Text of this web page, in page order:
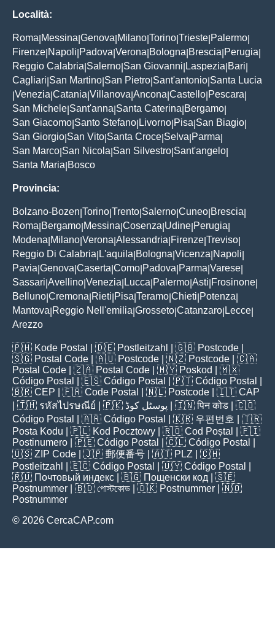
Località:
Roma Messina Genova Milano Torino Trieste Palermo
Firenze Napoli Padova Verona Bologna Brescia Perugia
Reggio Calabria Salerno San Giovanni Laspezia Bari
Cagliari San Martino San Pietro Sant'antonio Santa Lucia
Venezia Catania Villanova Ancona Castello Pescara
San Michele Sant'anna Santa Caterina Bergamo
San Giacomo Santo Stefano Livorno Pisa San Biagio
San Giorgio San Vito Santa Croce Selva Parma
San Marco San Nicola San Silvestro Sant'angelo
Santa Maria Bosco
Provincia:
Bolzano-Bozen Torino Trento Salerno Cuneo Brescia
Roma Bergamo Messina Cosenza Udine Perugia
Modena Milano Verona Alessandria Firenze Treviso
Reggio Di Calabria L'aquila Bologna Vicenza Napoli
Pavia Genova Caserta Como Padova Parma Varese
Sassari Avellino Venezia Lucca Palermo Asti Frosinone
Belluno Cremona Rieti Pisa Teramo Chieti Potenza
Mantova Reggio Nell'emilia Grosseto Catanzaro Lecce
Arezzo
🇵🇭 Kode Postal | 🇩🇪 Postleitzahl | 🇬🇧 Postcode
🇸🇬 Postal Code | 🇦🇺 Postcode | 🇳🇿 Postcode | 🇨🇦
Postal Code | 🇿🇦 Postal Code | 🇲🇾 Poskod
| 🇲🇽
Código Postal
| 🇪🇸 Código Postal | 🇵🇹 Código Postal
🇧🇷 CEP | 🇫🇷 Code Postal | 🇳🇱 Postcode | 🇮🇹 CAP
| 🇹🇭 รหัสไปรษณีย์ | 🇵🇰 پوسٹل کوڈ | 🇮🇳पिन कोड | 🇨🇴
Código Postal
| 🇦🇷 Código Postal | 🇰🇷 우편번호
| 🇹🇷
Posta Kodu | 🇵🇱 Kod Pocztowy | 🇷🇴 Cod Poștal
| 🇫🇮
Postinumero | 🇵🇪 Código Postal | 🇨🇱 Código Postal
🇺🇸 ZIP Code | 🇯🇵 郵便番号 | 🇦🇹 PLZ | 🇨🇭
Postleitzahl
| 🇪🇨 Código Postal | 🇺🇾 Código Postal
🇷🇺 Почтовый индекс | 🇧🇬 Пощенски код | 🇸🇪
Postnummer | 🇧🇩 পোস্টকোড | 🇩🇰 Postnummer | 🇳🇴
Postnummer
© 2026 CercaCAP.com